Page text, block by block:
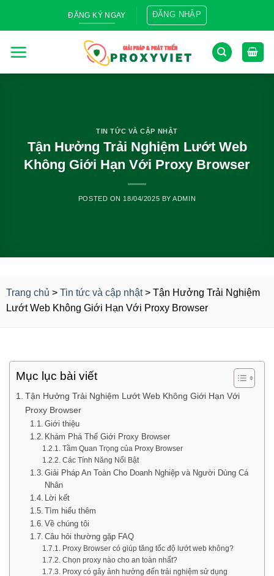
ĐĂNG KÝ NGAY ĐĂNG NHẬP
TIN TỨC VÀ CẬP NHẬT
Tận Hưởng Trải Nghiệm Lướt Web
Không Giới Hạn Với Proxy Browser
POSTED ON 18/04/2025 BYADMIN
Trang chủ > Tin tức và cập nhật> Tận Hưởng Trải Nghiệm
Lướt Web Không Giới Hạn Với Proxy Browser
Mục lục bài viết
Tận Hưởng Trải Nghiệm Lướt Web Không Giới Hạn Với
Proxy Browser
Giới thiệu
Khám Phá Thế Giới Proxy Browser
Tầm Quan Trọng của Proxy Browser
Các Tính Năng Nổi Bật
Giải Pháp An Toàn Cho Doanh Nghiệp và Người Dùng Cá
Nhân
Lời kết
Tìm hiểu thêm
Về chúng tôi
Câu hỏi thường gặp FAQ
Proxy Browser có giúp tăng tốc độ lướt web không?
Chọn proxy nào cho an toàn nhất?
Proxy có gây ảnh hưởng đến trải nghiệm sử dụng